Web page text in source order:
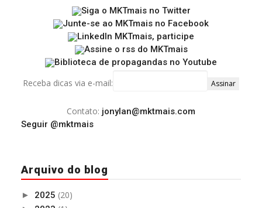
Receba dicas via e-mail:
Contato: jonylan@mktmais.com
Seguir @mktmais
Arquivo do blog
► 2025 (20)